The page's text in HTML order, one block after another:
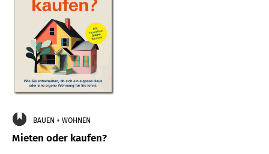
BAUEN + WOHNEN
Mieten oder kaufen?